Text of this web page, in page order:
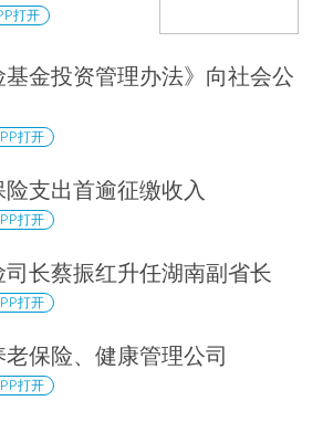
打开
基金投资管理办法》向社会公
打开
支出首逾征缴收入
打开
司长蔡振红升任湖南副省长
打开
保险、健康管理公司
打开